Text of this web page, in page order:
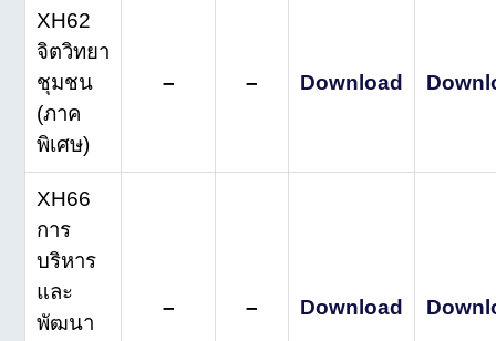
XH62
จิตวิทยา
ชุมชน
(ภาค
พิเศษ)
– – Download
XH66
การ
บริหาร
และ
พัฒนา
– – Download